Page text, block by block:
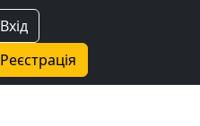
Вхід
Реєстрація